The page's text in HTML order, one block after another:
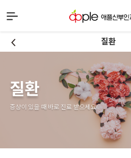
질환
질환
증상이 있을 때 바로 진료 받으세요!